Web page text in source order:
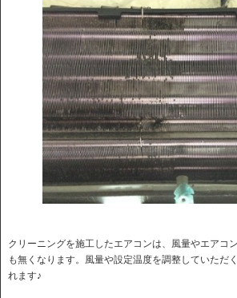
クリーニングを施工したエアコンは、風量やエアコ
も無くなります。風量や設定温度を調整していただ
れます♪